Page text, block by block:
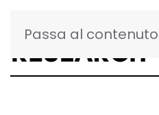
Passa al